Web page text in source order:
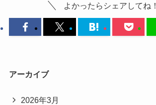
よかったらシェアしてね！
アーカイブ
2026年3月